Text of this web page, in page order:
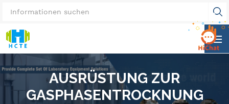
AUSRÜSTUNG ZUR
GASPHASENTROCKNUNG